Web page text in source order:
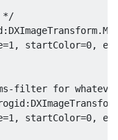
*/
: DXImageTransform.
=1 , startColor=0,
filter for
:
=1 , startColor=0,